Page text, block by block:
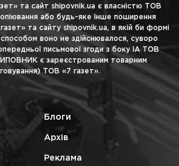
та сайт shipovnik.ua є власністю ТОВ
або будь-яке інше поширення
та сайту shipovnik.ua, в якій би формі
воно не здійснювалося, суворо
письмової згоди з боку ІА ТОВ
є зареєстрованим товарним
ТОВ «7 газет».
Блоги
Архів
Реклама